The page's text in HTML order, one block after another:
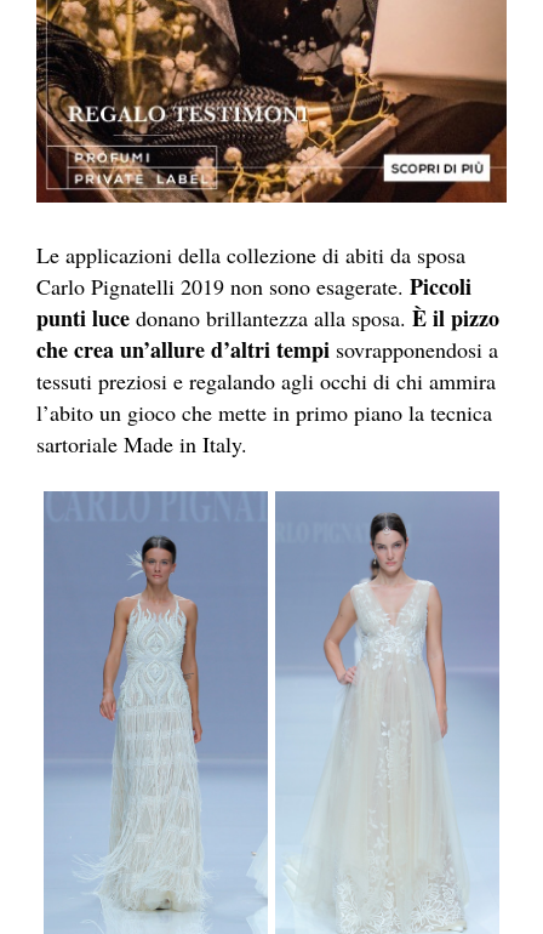
Le applicazioni della collezione di abiti da sposa
Carlo Pignatelli 2019 non sono esagerate. Piccoli
punti luce donano brillantezza alla sposa. È il pizzo
che crea un’allure d’altri tempi sovrapponendosi a
tessuti preziosi e regalando agli occhi di chi ammira
l’abito un gioco che mette in primo piano la tecnica
sartoriale Made in Italy.